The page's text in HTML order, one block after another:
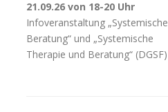
21.09.26 von 18-20 Uhr
Infoveranstaltung „Systemische
Beratung“ und „Systemische
Therapie und Beratung“ (DGSF)